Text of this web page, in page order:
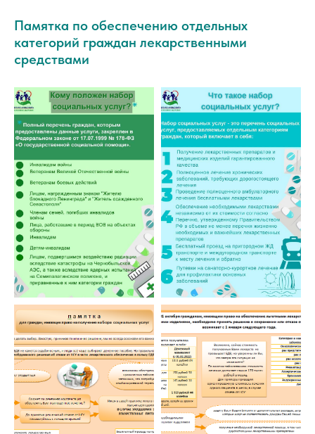
Памятка по обеспечению отдельных
категорий граждан лекарственными
средствами